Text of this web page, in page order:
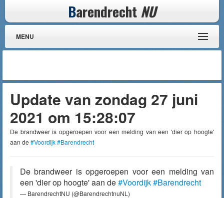
Barendrecht NU
MENU
Update van zondag 27 juni
2021 om 15:28:07
De brandweer is opgeroepen voor een melding van een 'dier op hoogte'
aan de #Voordijk#Barendrecht
De brandweer is opgeroepen voor een melding van
een 'dier op hoogte' aan de#Voordijk#Barendrecht
— BarendrechtNU (@BarendrechtnuNL)